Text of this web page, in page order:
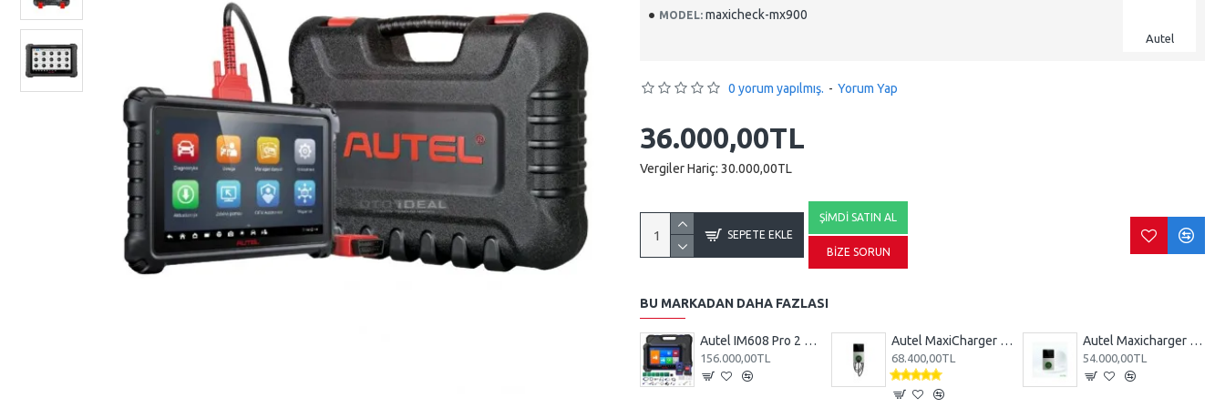
MODEL: maxicheck-mx900
Autel
0 yorum yapılmış. - Yorum Yap
36.000,00TL
Vergiler Hariç: 30.000,00TL
SEPETE EKLE
ŞIMDI SATIN AL
BIZE SORUN
BU MARKADAN DAHA FAZLASI
Autel IM608 Pro 2 Anahtar Programlama Cihazı, Full Set
156.000,00TL
Autel MaxiCharger AC Wallbox 22kw Elektrikli Araç Şarj İstasyonu (AB AC W22-C5-4G-L-M-DG)
68.400,00TL
Autel Maxicharger AC Wallbox 22kw Elektrikli Araç Şarj İstasyonu (Soketli)
54.000,00TL